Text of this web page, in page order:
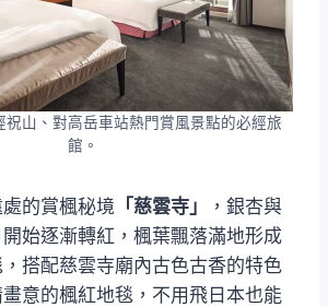
祝山、對高岳車站熱門賞風景點的必經旅
館。
的賞楓秘境 「慈雲寺」
，銀杏與
開始逐漸轉紅，楓葉飄落滿地形成
搭配慈雲寺廟內古色古香的特色
意的楓紅地毯，不用飛日本也能